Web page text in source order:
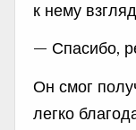
к нему
— Спасибо,
Он смог
легко